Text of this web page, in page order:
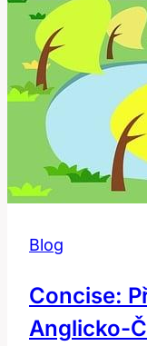
Blog
Concise:
Anglicko-